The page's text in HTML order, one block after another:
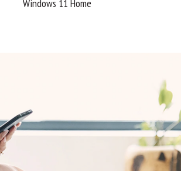
Windows 11 Home